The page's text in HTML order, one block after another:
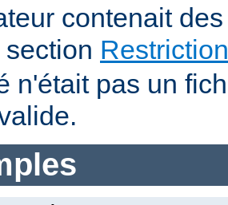
contenait
n'était pas un